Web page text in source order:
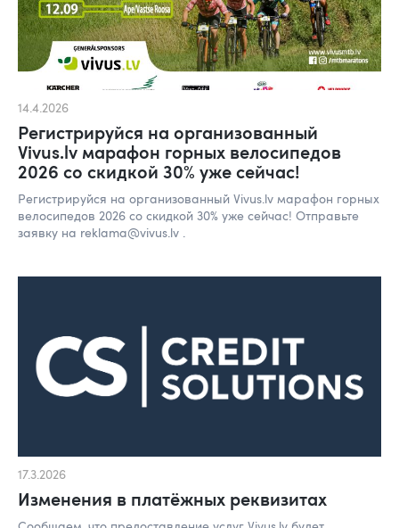
14.4.2026
Регистрируйся на организованный
Vivus.lv марафон горных велосипедов
2026 со скидкой 30% уже сейчас!
Регистрируйся на организованный Vivus.lv марафон горных
велосипедов 2026 со скидкой 30% уже сейчас! Отправьте
заявку на reklama@vivus.lv .
17.3.2026
Изменения в платёжных реквизитах